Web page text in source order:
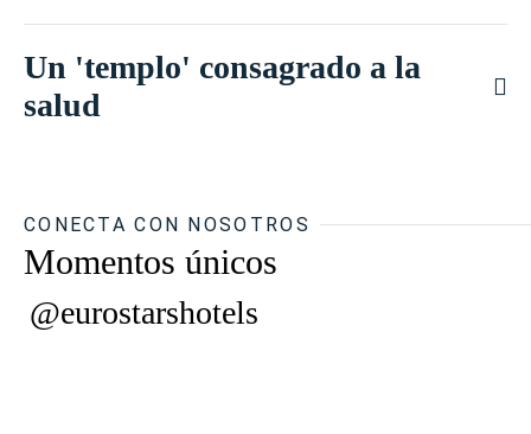
Un 'templo' consagrado a la
salud
CONECTA CON NOSOTROS
Momentos únicos
@eurostarshotels